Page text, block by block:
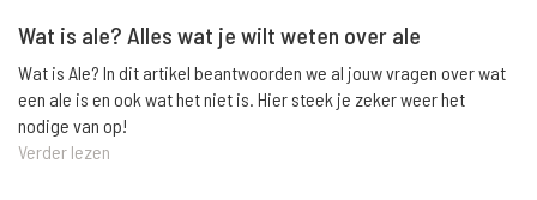
Wat is ale? Alles wat je wilt weten over ale
Wat is Ale? In dit artikel beantwoorden we al jouw vragen over wat
een ale is en ook wat het niet is. Hier steek je zeker weer het
nodige van op!
Verder lezen